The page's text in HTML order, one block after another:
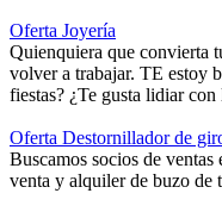
Oferta Joyería
Quienquiera que convierta
volver a trabajar. TE estoy
fiestas? ¿Te gusta lidiar
Oferta Destornillador de
Buscamos socios de
venta y alquiler de buzo de